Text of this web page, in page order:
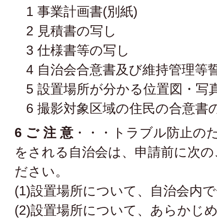
1 事業計画書(別紙)
2 見積書の写し
3 仕様書等の写し
4 自治会合意書及び維持管理等
5 設置場所が分かる位置図・写
6 撮影対象区域の住民の合意書
6 ご 注 意 ・・・トラブル防止の
をされる自治会は、申請前に次
ださい。
(1)設置場所について、自治会内
(2)設置場所について、あらかじ